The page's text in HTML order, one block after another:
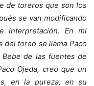
de toreros que son los
se van modificando
interpretación. En mi
del toreo se llama Paco
Bebe de las fuentes de
Ojeda, creo que un
en la pureza, en su